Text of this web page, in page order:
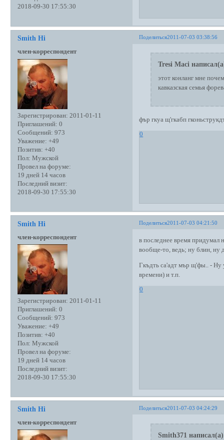
2018-09-30 17:55:30
Поделиться2011-07-03 03:38:56
Smith Hi
член-корреспондент
Зарегистрирован: 2011-01-11
Приглашений: 0
Сообщений: 973
Уважение: +49
Позитив: +40
Пол: Мужской
Провел на форуме:
19 дней 14 часов
Последний визит:
2018-09-30 17:55:30
Tresi Maci
этот конланг мне
кавказская семья
фър гкуа щ'гкабп
0
Поделиться2011-07-03 04:21:50
Smith Hi
член-корреспондент
Зарегистрирован: 2011-01-11
Приглашений: 0
Сообщений: 973
Уважение: +49
Позитив: +40
Пол: Мужской
Провел на форуме:
19 дней 14 часов
Последний визит:
2018-09-30 17:55:30
в последнее время придумал
вообще-то, ведь; ну блин, ну
Гкъдть са'адт мър щ'фы.. - Ну
времени) и т.п.
0
Поделиться2011-07-03 04:24:29
Smith Hi
член-корреспондент
Smith371